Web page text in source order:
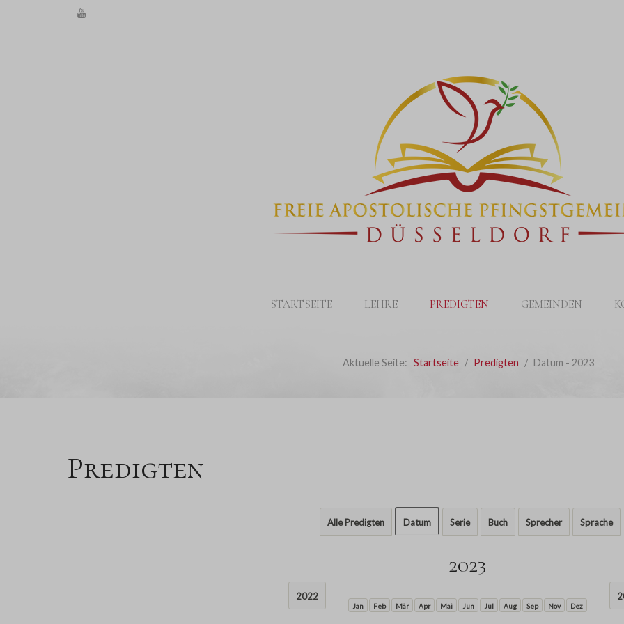
STARTSEITE LEHRE PREDIGTEN GEMEINDEN
Aktuelle Seite: Startseite Predigten Datum - 2023
Predigten
Alle Predigten Datum Serie Buch Sprecher Sprache
2022
2023
Jan Feb Mär Apr Mai Jun Jul Aug Sep Nov Dez